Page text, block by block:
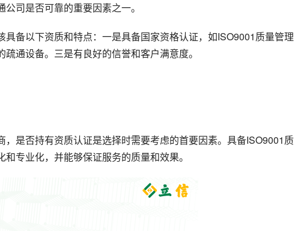
司是否可靠的重要因素之一。
备以下资质和特点：一是具备国家资格认证，如ISO9001质量管理
通设备。三是有良好的信誉和客户满意度。
是否持有资质认证是选择时需要考虑的首要因素。具备ISO9001质
专业化，并能够保证服务的质量和效果。